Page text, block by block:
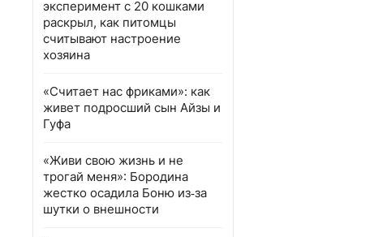
эксперимент с 20 кошками
раскрыл, как питомцы
считывают настроение
хозяина
«Считает нас фриками»: как
живет подросший сын Айзы и
Гуфа
«Живи свою жизнь и не
трогай меня»: Бородина
жестко осадила Боню из‑за
шутки о внешности